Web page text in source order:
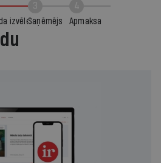
izvēleSaņēmējs Apmaksa